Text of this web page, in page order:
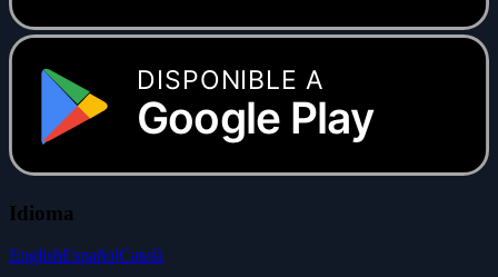
DISPONIBLE A
Google Play
Idioma
EnglishEspañolCatalà